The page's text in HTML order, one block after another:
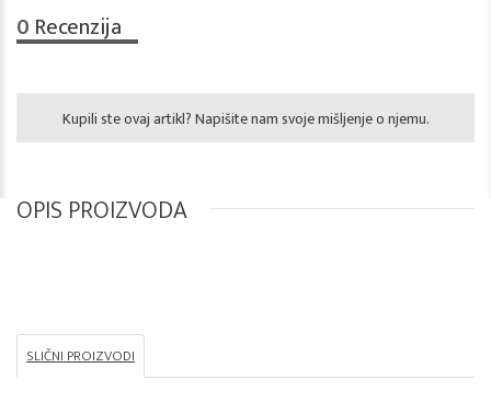
0 Recenzija
Kupili ste ovaj artikl? Napišite nam svoje mišljenje o njemu.
OPIS PROIZVODA
SLIČNI PROIZVODI